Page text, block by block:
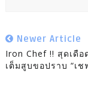
Newer Article
Iron Chef !! สุดเดือ
เต็มสูบขอปราบ “เช